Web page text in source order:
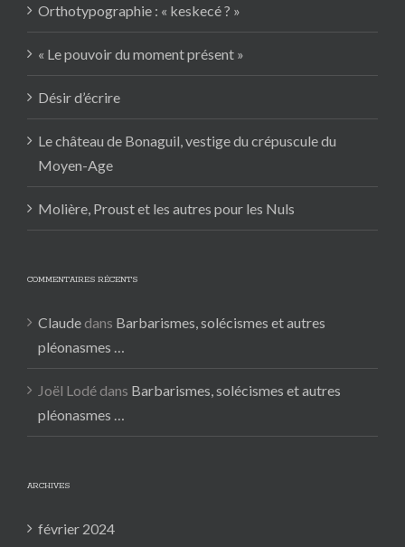
Orthotypographie : « keskecé ? »
« Le pouvoir du moment présent »
Désir d’écrire
Le château de Bonaguil, vestige du crépuscule du
Moyen-Age
Molière, Proust et les autres pour les Nuls
COMMENTAIRES RÉCENTS
Claude dans Barbarismes, solécismes et autres
pléonasmes …
Joël Lodé dans Barbarismes, solécismes et autres
pléonasmes …
ARCHIVES
février 2024